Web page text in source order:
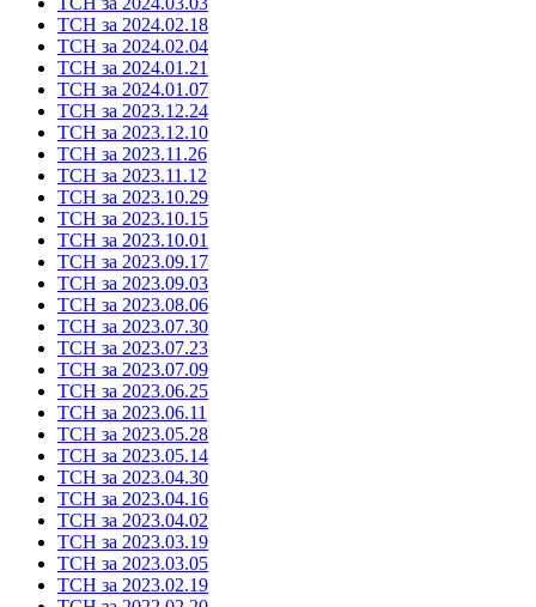
ТСН за 2024.02.18
ТСН за 2024.02.04
ТСН за 2024.01.21
ТСН за 2024.01.07
ТСН за 2023.12.24
ТСН за 2023.12.10
ТСН за 2023.11.26
ТСН за 2023.11.12
ТСН за 2023.10.29
ТСН за 2023.10.15
ТСН за 2023.10.01
ТСН за 2023.09.17
ТСН за 2023.09.03
ТСН за 2023.08.06
ТСН за 2023.07.30
ТСН за 2023.07.23
ТСН за 2023.07.09
ТСН за 2023.06.25
ТСН за 2023.06.11
ТСН за 2023.05.28
ТСН за 2023.05.14
ТСН за 2023.04.30
ТСН за 2023.04.16
ТСН за 2023.04.02
ТСН за 2023.03.19
ТСН за 2023.03.05
ТСН за 2023.02.19